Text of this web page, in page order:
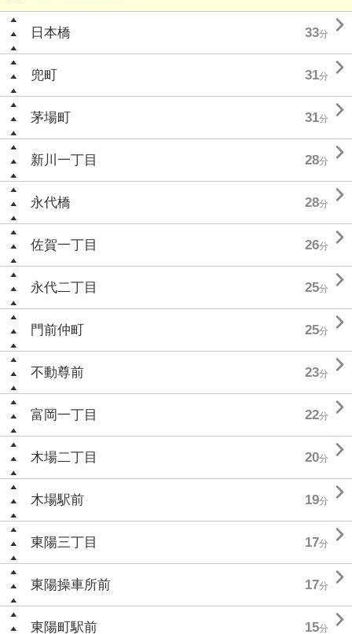
日本橋 33分 
兜町 31分 
茅場町 31分 
新川一丁目 28分 
永代橋 28分 
佐賀一丁目 26分 
永代二丁目 25分 
門前仲町 25分 
不動尊前 23分 
富岡一丁目 22分 
木場二丁目 20分 
木場駅前 19分 
東陽三丁目 17分 
東陽操車所前 17分 
東陽町駅前 15分 